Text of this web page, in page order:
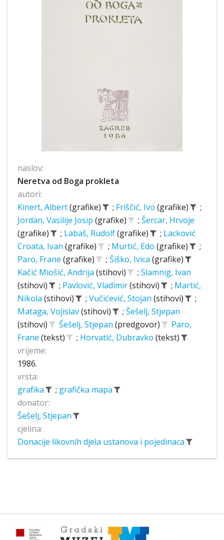
naslov:
Neretva od Boga prokleta
autori:
Kinert, Albert(grafike) ; Friščić, Ivo (grafike)
;
Jordan, Vasilije Josip (grafike) ; Šercar, Hrvoje
(grafike)
; Labaš, Rudolf(grafike) ; Lacković
Croata, Ivan (grafike) ; Murtić, Edo (grafike)
;
Paro, Frane (grafike) ; Šiško, Ivica (grafike)
Kačić Miošić, Andrija (stihovi) ; Slamnig, Ivan
(stihovi)
; Pavlović, Vladimir(stihovi) ; Martić,
Nikola (stihovi) ; Vučićević, Stojan (stihovi)
;
Mataga, Vojislav(stihovi) ; Šešelj, Stjepan
(stihovi)
Šešelj, Stjepan (predgovor)
Paro,
Frane (tekst) ; Horvatić, Dubravko (tekst)
vrijeme:
1986.
vrsta:
grafika
; grafička mapa
donator:
Šešelj, Stjepan
cjelina:
Donacije likovnih djela ustanova i pojedinaca